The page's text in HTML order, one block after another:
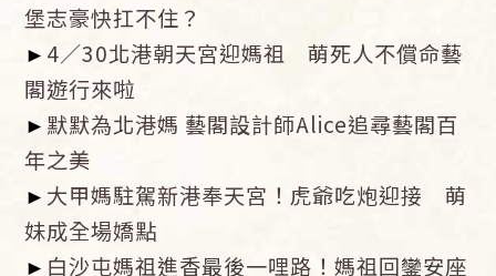
堡志豪快扛不住？
► 4／30北港朝天宮迎媽祖 萌死人不償命藝
閣遊行來啦
► 默默為北港媽 藝閣設計師Alice追尋藝閣百
年之美
► 大甲媽駐駕新港奉天宮！虎爺吃炮迎接 萌
妹成全場嬌點
► 白沙屯媽祖進香最後一哩路！媽祖回鑾安座